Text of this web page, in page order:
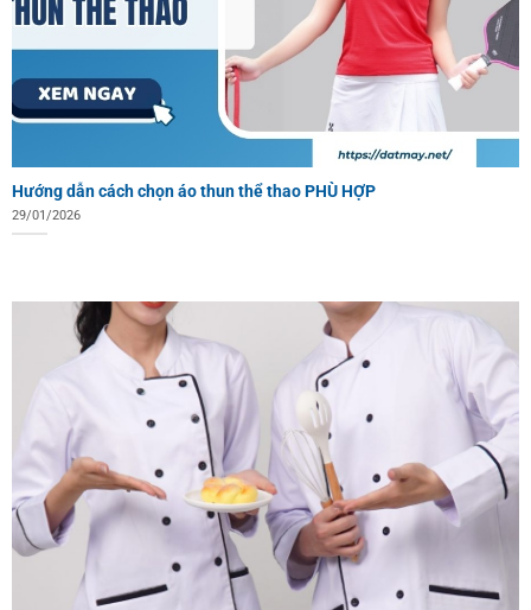
Hướng dẫn cách chọn áo thun thể thao PHÙ HỢP
29/01/2026